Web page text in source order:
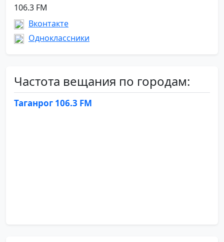
106.3 FM
Вконтакте
Одноклассники
Частота вещания по городам:
Таганрог 106.3 FM